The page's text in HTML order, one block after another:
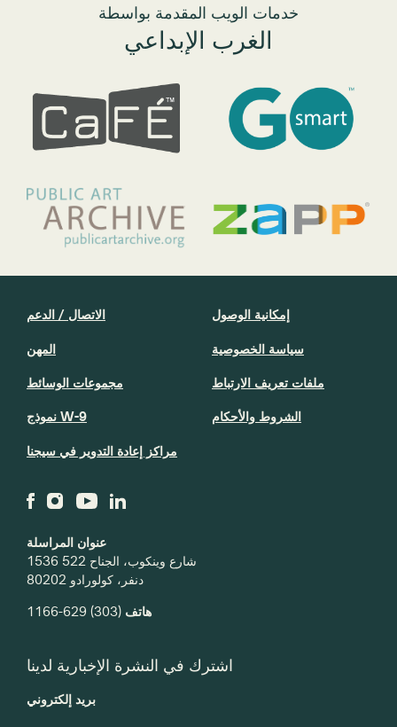
خدمات الويب المقدمة بواسطة
الغرب الإبداعي
عنوان المراسلة
1536 شارع وينكوب، الجناح 522
دنفر، كولورادو 80202
هاتف (303) 629-1166
الاتصال / الدعم
المهن
مجموعات الوسائط
نموذج W-9
مراكز إعادة التدوير في سيجنا
إمكانية الوصول
سياسة الخصوصية
ملفات تعريف الارتباط
الشروط والأحكام
اشترك في النشرة الإخبارية لدينا
بريد إلكتروني